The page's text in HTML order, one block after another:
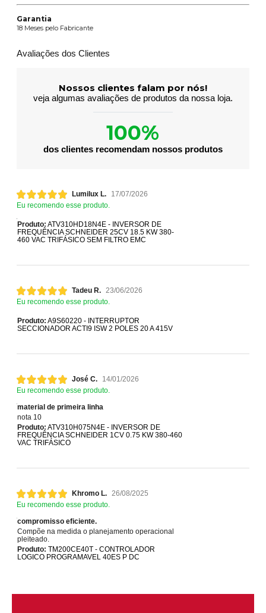
Garantia
18 Meses pelo Fabricante
Avaliações dos Clientes
Nossos clientes falam por nós!
veja algumas avaliações de produtos da nossa loja.
100%
dos clientes recomendam nossos produtos
Lumilux L.
17/07/2026
Eu recomendo esse produto.
Produto: ATV310HD18N4E - INVERSOR DE
FREQUÊNCIA SCHNEIDER 25CV 18.5 KW 380-
460 VAC TRIFÁSICO SEM FILTRO EMC
Tadeu R. 23/06/2026
Eu recomendo esse produto.
Produto: A9S60220 - INTERRUPTOR
SECCIONADOR ACTI9 ISW 2 POLES 20 A 415V
José C.
14/01/2026
Eu recomendo esse produto.
material de primeira linha
nota 10
Produto: ATV310H075N4E - INVERSOR DE
FREQUÊNCIA SCHNEIDER 1CV 0.75 KW 380-460
VAC TRIFÁSICO
Khromo L. 26/08/2025
Eu recomendo esse produto.
compromisso eficiente.
Compõe na medida o planejamento operacional
pleiteado.
Produto: TM200CE40T - CONTROLADOR
LOGICO PROGRAMAVEL 40ES P DC